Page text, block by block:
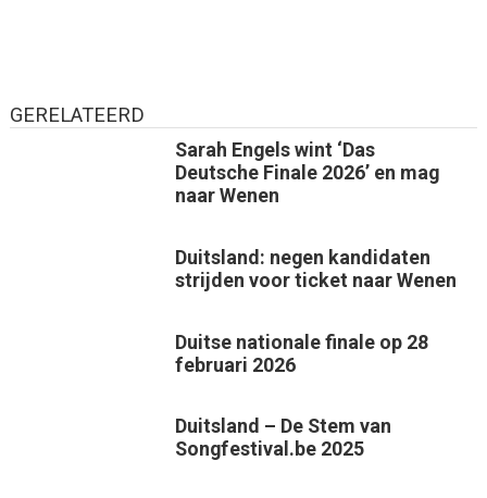
GERELATEERD
Sarah Engels wint ‘Das
Deutsche Finale 2026’ en mag
naar Wenen
Duitsland: negen kandidaten
strijden voor ticket naar Wenen
Duitse nationale finale op 28
februari 2026
Duitsland – De Stem van
Songfestival.be 2025